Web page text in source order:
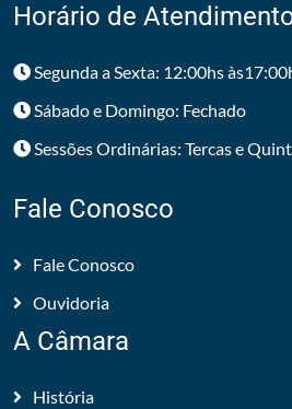
Horário de
Segunda a Sexta: 12:00hs
Sábado e Domingo: Fechado
Sessões Ordinárias: Tercas e
Fale Conosco
Fale Conosco
Ouvidoria
A Câmara
História